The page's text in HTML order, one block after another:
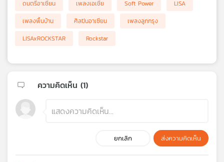
ดนตรีอาเซียน
เพลงเอเชีย Soft Power
LISA
เพลงพื้นบ้าน
ศิลปินอาเซียน
เพลงลูกกรุง
LISAxROCKSTAR
Rockstar
ความคิดเห็น (1)
ยกเลิก ส่งความคิดเห็น